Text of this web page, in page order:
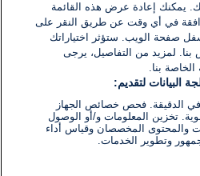
بك. يمكنك إعادة عرض هذه القائمة
في أي وقت عن طريق النقر على
صفحة الويب. ستؤثر اختياراتك
بنا. لمزيد من التفاصيل، يرجى
بنا.
البيانات لتقديم:
الدقيقة. فحص خصائص الجهاز
تخزين المعلومات و/أو الوصول
والمحتوى المخصصان وقياس أداء
وتطوير الخدمات.